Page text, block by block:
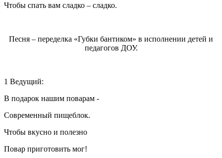
Чтобы спать вам сладко – сладко.
Песня – переделка «Губки бантиком» в исполнении детей и
педагогов ДОУ.
1 Ведущий:
В подарок нашим поварам -
Современный пищеблок.
Чтобы вкусно и полезно
Повар приготовить мог!